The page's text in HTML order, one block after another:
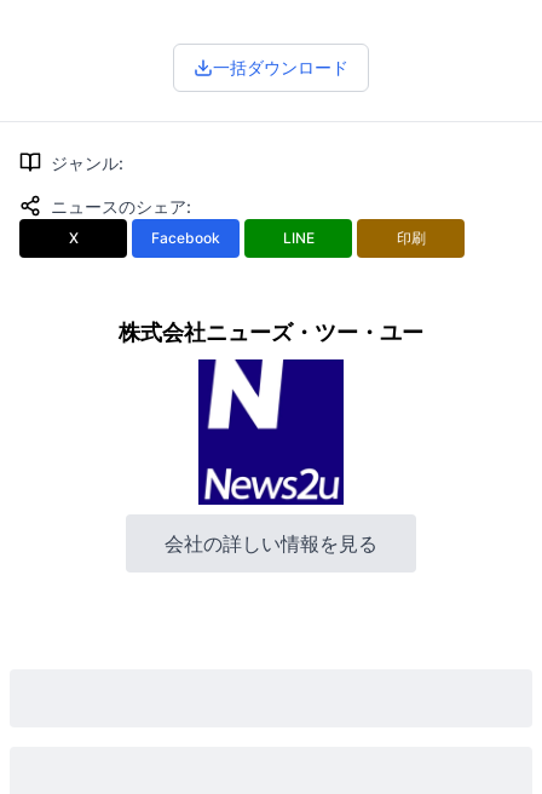
一括ダウンロード
ジャンル:
ニュースのシェア:
X Facebook LINE 印刷
株式会社ニューズ・ツー・ユー
会社の詳しい情報を見る